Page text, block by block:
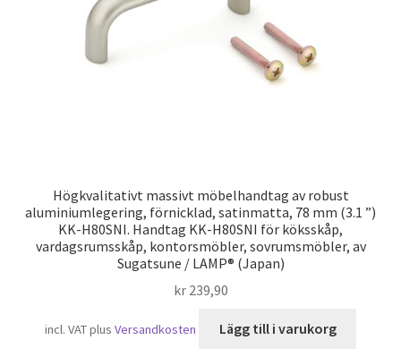
Högkvalitativt massivt möbelhandtag av robust
aluminiumlegering, förnicklad, satinmatta, 78 mm (3.1 ”)
KK-H80SNI. Handtag KK-H80SNI för köksskåp,
vardagsrumsskåp, kontorsmöbler, sovrumsmöbler, av
Sugatsune / LAMP® (Japan)
kr239,90
incl. VATplus Versandkosten Lägg till i varukorg